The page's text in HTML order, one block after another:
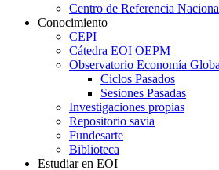
Centro de Referencia
Conocimiento
CEPI
Cátedra EOI OEPM
Observatorio Economía
Ciclos Pasados
Sesiones Pasadas
Investigaciones propias
Repositorio savia
Fundesarte
Biblioteca
Estudiar en EOI